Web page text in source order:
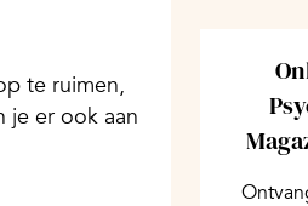
te ruimen,
je er ook aan